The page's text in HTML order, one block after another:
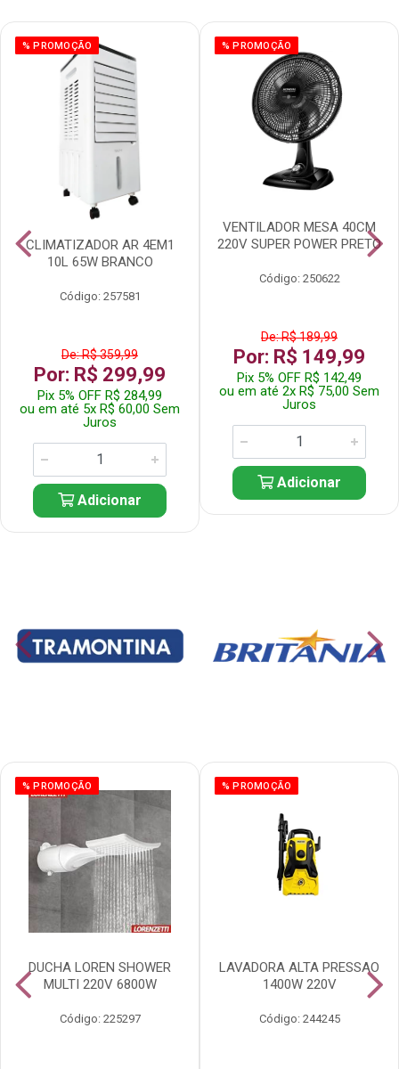
% PROMOÇÃO
CLIMATIZADOR AR 4EM1
10L 65W BRANCO
Código: 257581
De: R$ 359,99
Por: R$ 299,99
Pix 5% OFF R$ 284,99
ou em até 5x R$ 60,00 Sem
Juros
Adicionar
% PROMOÇÃO
VENTILADOR MESA 40CM
220V SUPER POWER PRETO
Código: 250622
De: R$ 189,99
Por: R$ 149,99
Pix 5% OFF R$ 142,49
ou em até 2x R$ 75,00 Sem
Juros
Adicionar
% PROMOÇÃO
DUCHA LOREN SHOWER
MULTI 220V 6800W
Código: 225297
% PROMOÇÃO
LAVADORA ALTA PRESSAO
1400W 220V
Código: 244245